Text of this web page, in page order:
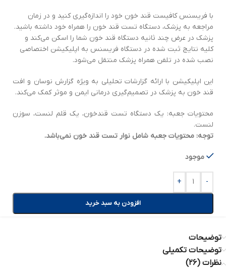
با فریسنس کافیست قند خون خود را اندازه‌گیری کنید و در زمان
مراجعه به پزشک، دستگاه تست قند خون را همراه خود داشته باشید.
پزشک در عرض چند ثانیه دستگاه قند خون شما را اسکن می‌کند و
کلیه نتایج ثبت شده در دستگاه فریسنس به اپلیکیشن اختصاصی
نصب شده در تلفن همراه پزشک منتقل می‌شود.
این اپلیکیشن با ارائه گزارشات تحلیلی به ویژه گزارش نوسان و افت
قند خون به پزشک در تصمیم‌گیری درمانی ایمن و موثر کمک می‌کند.
محتویات جعبه: یک دستگاه تست قندخون، یک قلم لنست، سوزن
لنست.
توجه: محتویات جعبه شامل نوار تست قند خون نمی‌باشد.
موجود
-
+
افزودن به سبد خرید
توضیحات
توضیحات تکمیلی
نظرات (۲۶)